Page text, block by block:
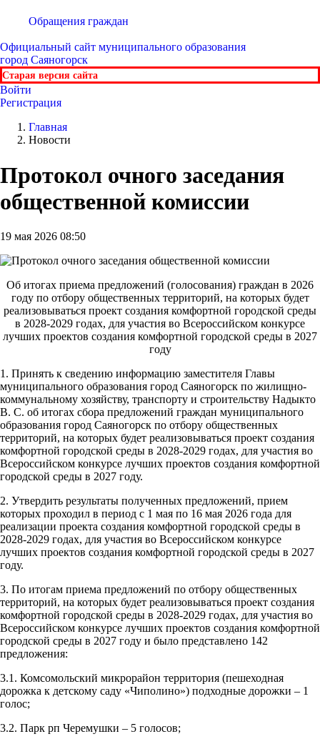
Обращения граждан
Официальный сайт муниципального образования
город Саяногорск
Старая версия сайта
Войти
Регистрация
Главная
Новости
Протокол очного заседания
общественной комиссии
19 мая 2026 08:50
Об итогах приема предложений (голосования) граждан в 2026
году по отбору общественных территорий, на которых будет
реализовываться проект создания комфортной городской среды
в 2028-2029 годах, для участия во Всероссийском конкурсе
лучших проектов создания комфортной городской среды в 2027
году
1. Принять к сведению информацию заместителя Главы
муниципального образования город Саяногорск по жилищно-
коммунальному хозяйству, транспорту и строительству Надыкто
В. С. об итогах сбора предложений граждан муниципального
образования город Саяногорск по отбору общественных
территорий, на которых будет реализовываться проект создания
комфортной городской среды в 2028-2029 годах, для участия во
Всероссийском конкурсе лучших проектов создания комфортной
городской среды в 2027 году.
2. Утвердить результаты полученных предложений, прием
которых проходил в период с 1 мая по 16 мая 2026 года для
реализации проекта создания комфортной городской среды в
2028-2029 годах, для участия во Всероссийском конкурсе
лучших проектов создания комфортной городской среды в 2027
году.
3. По итогам приема предложений по отбору общественных
территорий, на которых будет реализовываться проект создания
комфортной городской среды в 2028-2029 годах, для участия во
Всероссийском конкурсе лучших проектов создания комфортной
городской среды в 2027 году и было представлено 142
предложения:
3.1. Комсомольский микрорайон территория (пешеходная
дорожка к детскому саду «Чиполино») подходные дорожки – 1
голос;
3.2. Парк рп Черемушки – 5 голосов;